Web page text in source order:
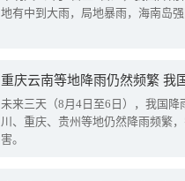
地有中到大雨，局地暴雨，海南岛
重庆云南等地降雨仍然频繁 我
未来三天（8月4日至6日），我国
川、重庆、贵州等地仍然降雨频繁
害。